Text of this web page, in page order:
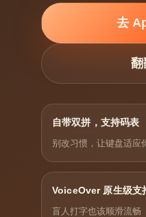
去
翻
自带双拼，支持码表
别改习惯，让键盘适应
VoiceOver 原生级支
盲人打字也该顺滑流畅